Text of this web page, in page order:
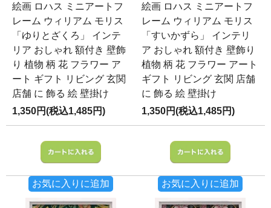
絵画 ロハス ミニアートフ
レーム ウィリアム モリス
「ゆりとざくろ」 インテ
リア おしゃれ 額付き 壁飾
り 植物 柄 花 フラワー ア
ート ギフト リビング 玄関
店舗 に 飾る 絵 壁掛け
1,350円(税込1,485円)
お気に入りに追加
絵画 ロハス ミニアートフ
レーム ウィリアム モリス
「すいかずら」 インテリ
ア おしゃれ 額付き 壁飾り
植物 柄 花 フラワー アート
ギフト リビング 玄関 店舗
に 飾る 絵 壁掛け
1,350円(税込1,485円)
お気に入りに追加